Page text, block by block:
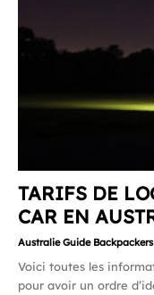
TARIFS DE
CAR EN
Australie Guide Backpackers
Voici toutes les
pour avoir un ordre